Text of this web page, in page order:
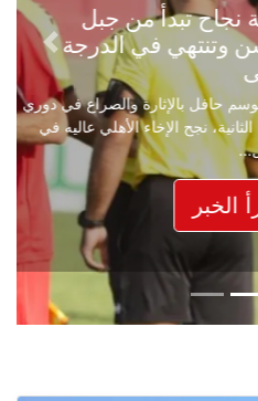
من جبل
الدرجة
والصراع في دوري
الأهلي عاليه في
Next